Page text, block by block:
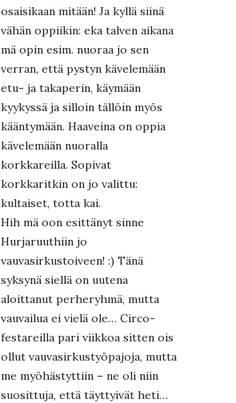
osaisikaan mitään! Ja kyllä siinä
vähän oppiikin: eka talven aikana
mä opin esim. nuoraa jo sen
verran, että pystyn kävelemään
etu- ja takaperin, käymään
kyykyssä ja silloin tällöin myös
kääntymään. Haaveina on oppia
kävelemään nuoralla
korkkareilla. Sopivat
korkkaritkin on jo valittu:
kultaiset, totta kai.
Hih mä oon esittänyt sinne
Hurjaruuthiin jo
vauvasirkustoiveen! :) Tänä
syksynä siellä on uutena
aloittanut perheryhmä, mutta
vauvailua ei vielä ole… Circo-
festareilla pari viikkoa sitten ois
ollut vauvasirkustyöpajoja, mutta
me myöhästyttiin – ne oli niin
suosittuja, että täyttyivät heti…